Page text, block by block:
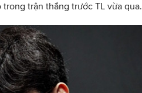
trận thắng trước TL vừa qua.